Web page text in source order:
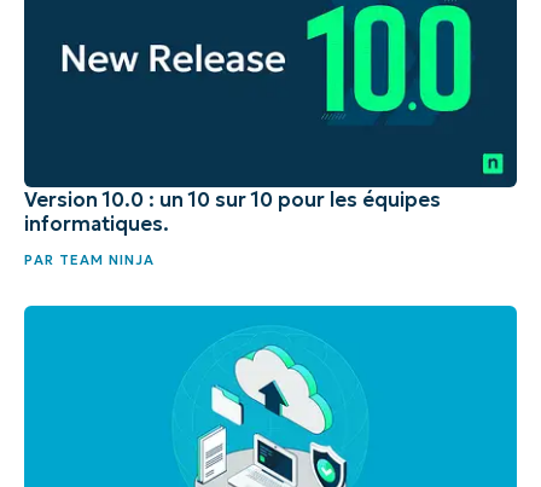
Version 10.0 : un 10 sur 10 pour les équipes
informatiques.
PAR TEAM NINJA